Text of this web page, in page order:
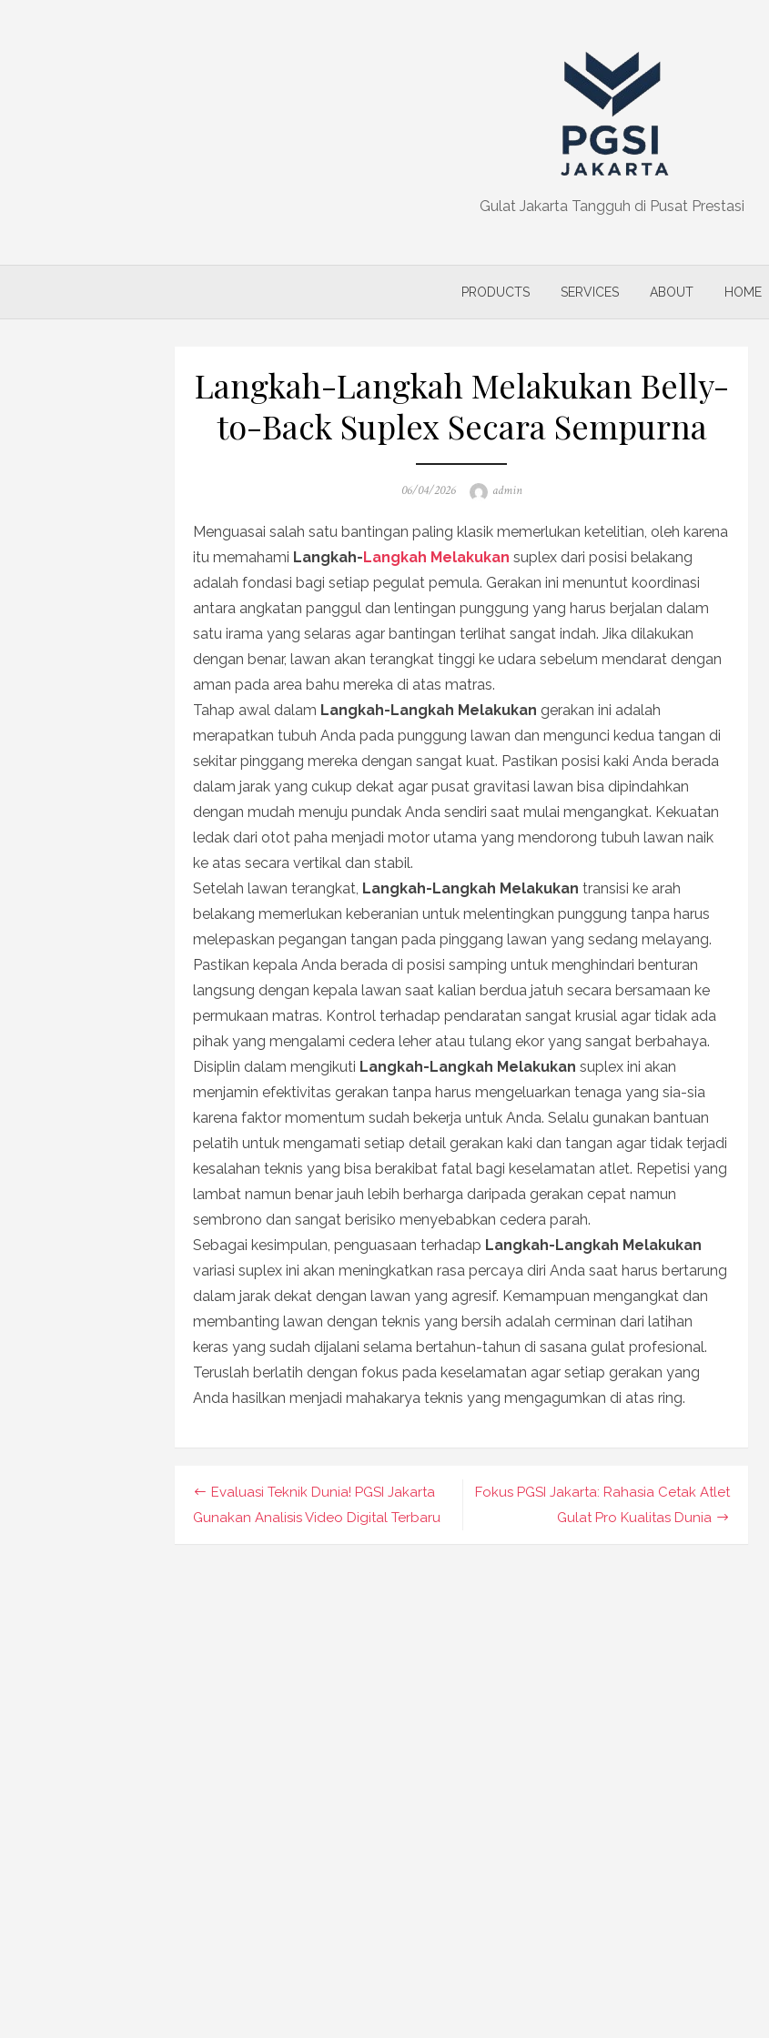
Gulat Jakarta Tangguh di Pusat Prestasi
PRODUCTS SERVICES ABOUT HOME
Langkah-Langkah Melakukan Belly-
to-Back Suplex Secara Sempurna
Posted
06/04/2026 Author
admin
Menguasai salah satu bantingan paling klasik memerlukan ketelitian, oleh karena
itu memahami Langkah-Langkah Melakukan suplex dari posisi belakang
adalah fondasi bagi setiap pegulat pemula. Gerakan ini menuntut koordinasi
antara angkatan panggul dan lentingan punggung yang harus berjalan dalam
satu irama yang selaras agar bantingan terlihat sangat indah. Jika dilakukan
dengan benar, lawan akan terangkat tinggi ke udara sebelum mendarat dengan
aman pada area bahu mereka di atas matras.
Tahap awal dalam Langkah-Langkah Melakukan gerakan ini adalah
merapatkan tubuh Anda pada punggung lawan dan mengunci kedua tangan di
sekitar pinggang mereka dengan sangat kuat. Pastikan posisi kaki Anda berada
dalam jarak yang cukup dekat agar pusat gravitasi lawan bisa dipindahkan
dengan mudah menuju pundak Anda sendiri saat mulai mengangkat. Kekuatan
ledak dari otot paha menjadi motor utama yang mendorong tubuh lawan naik
ke atas secara vertikal dan stabil.
Setelah lawan terangkat, Langkah-Langkah Melakukan transisi ke arah
belakang memerlukan keberanian untuk melentingkan punggung tanpa harus
melepaskan pegangan tangan pada pinggang lawan yang sedang melayang.
Pastikan kepala Anda berada di posisi samping untuk menghindari benturan
langsung dengan kepala lawan saat kalian berdua jatuh secara bersamaan ke
permukaan matras. Kontrol terhadap pendaratan sangat krusial agar tidak ada
pihak yang mengalami cedera leher atau tulang ekor yang sangat berbahaya.
Disiplin dalam mengikuti Langkah-Langkah Melakukan suplex ini akan
menjamin efektivitas gerakan tanpa harus mengeluarkan tenaga yang sia-sia
karena faktor momentum sudah bekerja untuk Anda. Selalu gunakan bantuan
pelatih untuk mengamati setiap detail gerakan kaki dan tangan agar tidak terjadi
kesalahan teknis yang bisa berakibat fatal bagi keselamatan atlet. Repetisi yang
lambat namun benar jauh lebih berharga daripada gerakan cepat namun
sembrono dan sangat berisiko menyebabkan cedera parah.
Sebagai kesimpulan, penguasaan terhadap Langkah-Langkah Melakukan
variasi suplex ini akan meningkatkan rasa percaya diri Anda saat harus bertarung
dalam jarak dekat dengan lawan yang agresif. Kemampuan mengangkat dan
membanting lawan dengan teknis yang bersih adalah cerminan dari latihan
keras yang sudah dijalani selama bertahun-tahun di sasana gulat profesional.
Teruslah berlatih dengan fokus pada keselamatan agar setiap gerakan yang
Anda hasilkan menjadi mahakarya teknis yang mengagumkan di atas ring.
Navigasi
pos
Fokus PGSI Jakarta: Rahasia Cetak Atlet
Gulat Pro Kualitas Dunia
Evaluasi Teknik Dunia! PGSI Jakarta
Gunakan Analisis Video Digital Terbaru